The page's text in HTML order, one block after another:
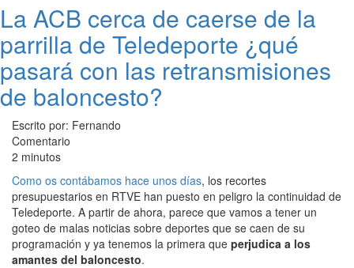
La ACB cerca de caerse de la
parrilla de Teledeporte ¿qué
pasará con las retransmisiones
de baloncesto?
Escrito por: Fernando
Comentario
2 minutos
Como os contábamos hace unos días, los recortes
presupuestarios en RTVE han puesto en peligro la continuidad de
Teledeporte. A partir de ahora, parece que vamos a tener un
goteo de malas noticias sobre deportes que se caen de su
programación y ya tenemos la primera que perjudica a los
amantes del baloncesto.